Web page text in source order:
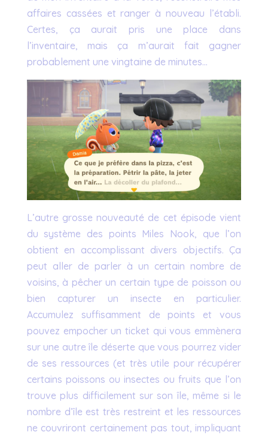
affaires cassées et ranger à nouveau l’établi.
Certes, ça aurait pris une place dans
l’inventaire, mais ça m’aurait fait gagner
probablement une vingtaine de minutes…
L’autre grosse nouveauté de cet épisode vient
du système des points Miles Nook, que l’on
obtient en accomplissant divers objectifs. Ça
peut aller de parler à un certain nombre de
voisins, à pêcher un certain type de poisson ou
bien capturer un insecte en particulier.
Accumulez suffisamment de points et vous
pouvez empocher un ticket qui vous emmènera
sur une autre île déserte que vous pourrez vider
de ses ressources (et très utile pour récupérer
certains poissons ou insectes ou fruits que l’on
trouve plus difficilement sur son île, même si le
nombre d’île est très restreint et les ressources
ne couvriront certainement pas tout, impliquant